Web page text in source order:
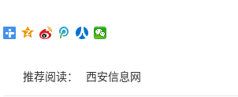
推荐阅读： 西安信息网